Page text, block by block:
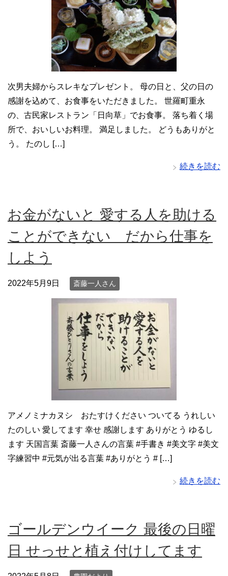
次男夫婦からスレキなプレゼント。 母の日と、父の日の
感謝を込めて、お食事をいただきました。 世羅町重永
の、古民家レストラン「日向草」でお食事。 落ち着く場
所で、おいしいお料理。 満足しました。 どうもありがと
う。 たのし […]
続きを読む
お金がないと 愛する人を助ける
ことができない だから仕事を
しよう
2022年5月9日 斎藤一人さん
アメノミナカヌシ おたすけください ついてる うれしい
たのしい 愛してます 幸せ 感謝します ありがとう ゆるし
ます 天国言葉 斎藤一人さんの言葉 #手書き #美文字 #美文
字練習中 #元気が出る言葉 #ありがとう # […]
続きを読む
ゴールデンウイーク 最後の日曜
日 せっせと植え付けしてます